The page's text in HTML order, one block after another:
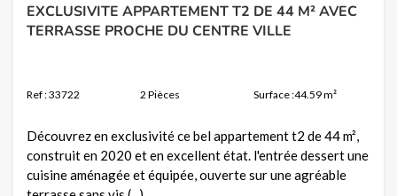
EXCLUSIVITE APPARTEMENT T2 DE 44 M² AVEC
TERRASSE PROCHE DU CENTRE VILLE
Ref : 33722 2 Pièces Surface :44.59 m²
Découvrez en exclusivité ce bel appartement t2 de 44 m²,
construit en 2020 et en excellent état. l'entrée dessert une
cuisine aménagée et équipée, ouverte sur une agréable